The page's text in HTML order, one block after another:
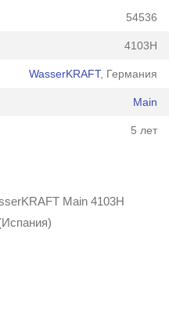
54536
4103H
WasserKRAFT, Германия
Main
5 лет
Main 4103H